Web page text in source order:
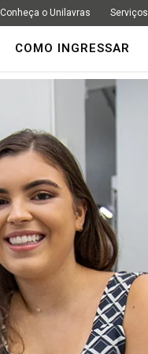
Conheça o Unilavras Serviços
COMO INGRESSAR